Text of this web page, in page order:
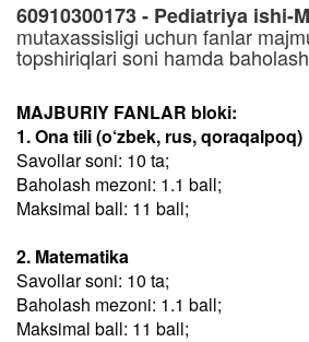
60910300173 - Pediatriya ishi-
mutaxassisligi uchun fanlar
topshiriqlari soni hamda
MAJBURIY FANLAR bloki:
1. Ona tili (o‘zbek, rus, qoraqalpoq)
Savollar soni: 10 ta;
Baholash mezoni: 1.1 ball;
Maksimal ball: 11 ball;
2. Matematika
Savollar soni: 10 ta;
Baholash mezoni: 1.1 ball;
Maksimal ball: 11 ball;